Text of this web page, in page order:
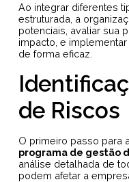
Ao integrar diferentes
estruturada, a
potenciais, avaliar sua
impacto, e
de forma eficaz.
de Riscos
O primeiro passo para
programa de gestão
análise detalhada de
podem afetar a